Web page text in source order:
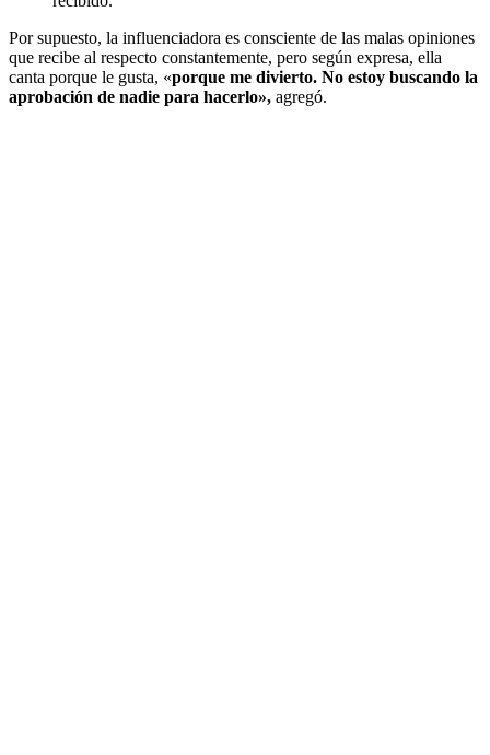
Por supuesto, la influenciadora es consciente de las malas opiniones
que recibe al respecto constantemente, pero según expresa, ella
canta porque le gusta, «porque me divierto. No estoy buscando la
aprobación de nadie para hacerlo», agregó.